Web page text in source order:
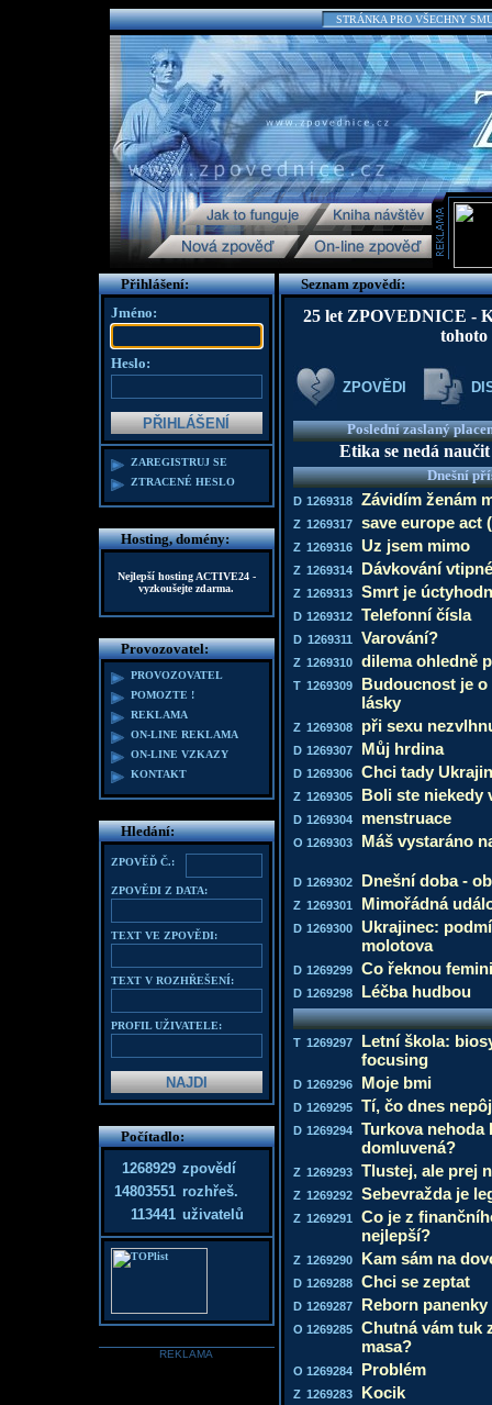
STRÁNKA PRO VŠECHNY
Seznam zpovědí:
25 let ZPOVEDNICE -
tohoto
ZPOVĚDI
Poslední zaslaný
Etika se nedá
Dnešní
D 1269318 Závidím ženám
Z 1269317 save europe act
Z 1269316 Uz jsem mimo
Z 1269314 Dávkování
Z 1269313 Smrt je
D 1269312 Telefonní čísla
D 1269311 Varování?
Z 1269310 dilema ohledně
T 1269309
Budoucnost je
lásky
Z 1269308 při sexu
D 1269307 Můj hrdina
D 1269306 Chci tady
Z 1269305 Boli ste niekedy
D 1269304 menstruace
O 1269303 Máš vystaráno
D 1269302 Dnešní doba -
Z 1269301 Mimořádná
D 1269300
Ukrajinec:
molotova
D 1269299 Co řeknou
D 1269298 Léčba hudbou
T 1269297
Letní škola:
focusing
D 1269296 Moje bmi
D 1269295 Tí, čo dnes
D 1269294
Turkova nehoda
domluvená?
Z 1269293 Tlustej, ale prej
Z 1269292 Sebevražda je
Z 1269291
Co je z
nejlepší?
Z 1269290 Kam sám na
D 1269288 Chci se zeptat
D 1269287 Reborn panenky
O 1269285
Chutná vám tuk
masa?
O 1269284 Problém
Z 1269283 Kocik
Přihlášení:
Jméno:
Heslo:
ZAREGISTRUJ SE
ZTRACENÉ HESLO
Hosting, domény:
Nejlepší hosting ACTIVE24-
vyzkoušejte zdarma.
Provozovatel:
PROVOZOVATEL
POMOZTE !
REKLAMA
ON-LINE REKLAMA
ON-LINE VZKAZY
KONTAKT
Hledání:
ZPOVĚĎ Č.:
ZPOVĚDI Z DATA:
TEXT VE ZPOVĚDI:
TEXT V ROZHŘEŠENÍ:
PROFIL UŽIVATELE:
Počítadlo:
1268929 zpovědí
14803551 rozhřeš.
113441 uživatelů
REKLAMA